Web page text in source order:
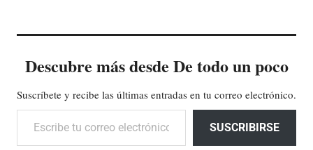
Descubre más desde De todo un poco
Suscríbete y recibe las últimas entradas en tu correo electrónico.
Escribe tu correo electrónico…
SUSCRIBIRSE